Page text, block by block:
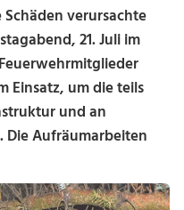
Schäden verursachte
21. Juli im
Einsatz, um die teils
und an
Aufräumarbeiten